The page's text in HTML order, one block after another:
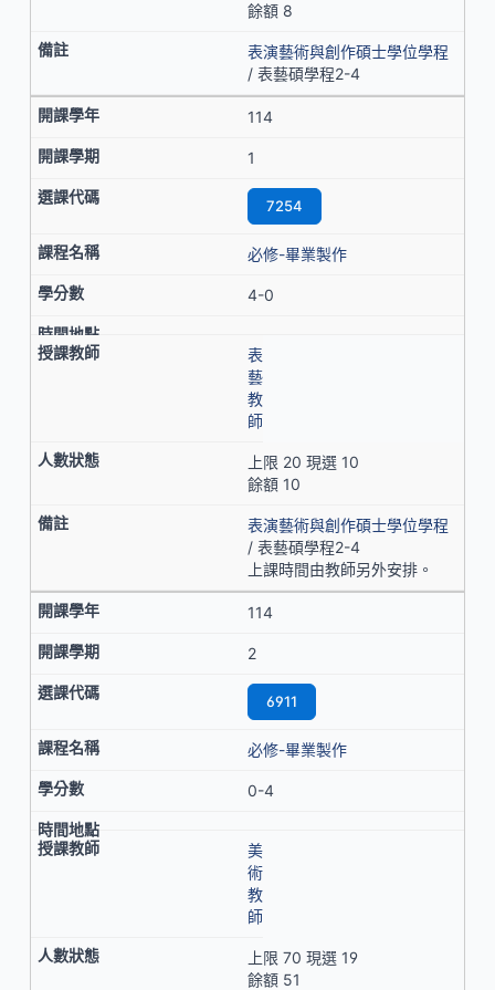
餘額 8
表演藝術與創作碩士學位學程
/ 表藝碩學程2-4
114
1
7254
必修-畢業製作
4-0
表
藝
教
師
上限 20 現選 10
餘額 10
表演藝術與創作碩士學位學程
/ 表藝碩學程2-4
上課時間由教師另外安排。
114
2
6911
必修-畢業製作
0-4
美
術
教
師
上限 70 現選 19
餘額 51